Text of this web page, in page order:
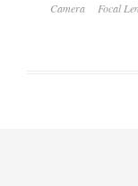
Camera Focal